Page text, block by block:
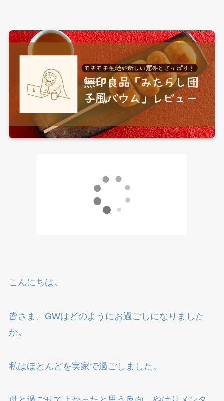
こんにちは。
皆さま、GWはどのようにお過ごしになりました
か。
私はほとんどを実家で過ごしました。